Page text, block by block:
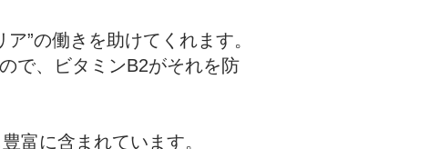
”の働きを助けてくれます。
で、ビタミンB2がそれを防
富に含まれています。